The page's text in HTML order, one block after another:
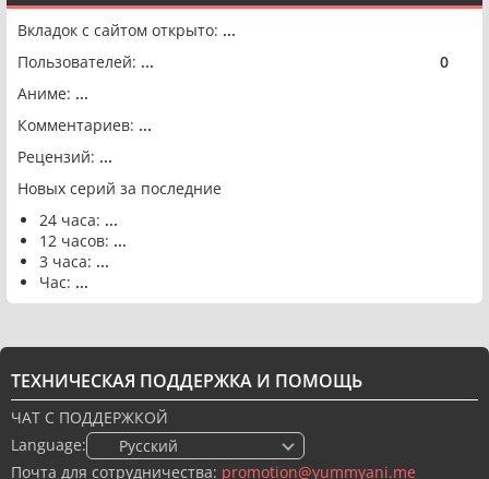
Вкладок с сайтом открыто: ...
Пользователей: ... 0
Аниме: ...
Комментариев: ...
Рецензий: ...
Новых серий за последние
24 часа: ...
12 часов: ...
3 часа: ...
Час: ...
ТЕХНИЧЕСКАЯ ПОДДЕРЖКА И ПОМОЩЬ
ЧАТ С ПОДДЕРЖКОЙ
Language:
🇷🇺 Русский
Почта для сотрудничества: promotion@yummyani.me